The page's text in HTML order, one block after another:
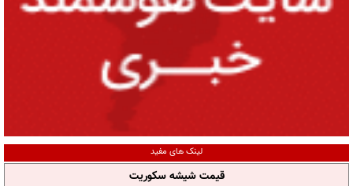
لینک های مفید
قیمت شیشه سکوریت